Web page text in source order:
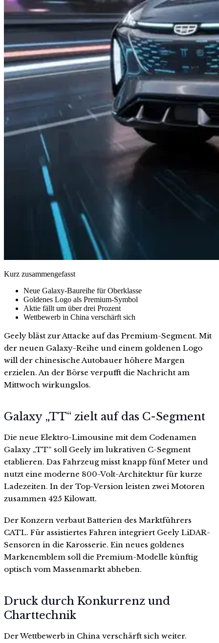
Kurz zusammengefasst
Neue Galaxy-Baureihe für Oberklasse
Goldenes Logo als Premium-Symbol
Aktie fällt um über drei Prozent
Wettbewerb in China verschärft sich
Geely bläst zur Attacke auf das Premium-Segment. Mit
der neuen Galaxy-Reihe und einem goldenen Logo
will der chinesische Autobauer höhere Margen
erzielen. An der Börse verpufft die Nachricht am
Mittwoch wirkungslos.
Galaxy „TT“ zielt auf das C-Segment
Die neue Elektro-Limousine mit dem Codenamen
Galaxy „TT“ soll Geely im lukrativen C-Segment
etablieren. Das Fahrzeug misst knapp fünf Meter und
nutzt eine moderne 800-Volt-Architektur für kurze
Ladezeiten. In der Top-Version leisten zwei Motoren
zusammen 425 Kilowatt.
Der Konzern verbaut Batterien des Marktführers
CATL. Für assistiertes Fahren integriert Geely LiDAR-
Sensoren in die Karosserie. Ein neues goldenes
Markenemblem soll die Premium-Modelle künftig
optisch vom Massenmarkt abheben.
Druck durch Konkurrenz und
Charttechnik
Der Wettbewerb in China verschärft sich weiter.